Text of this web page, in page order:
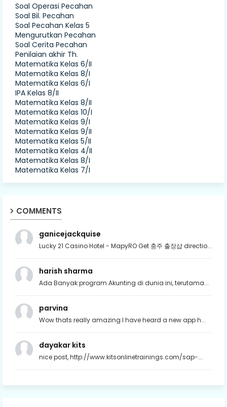
Soal Operasi Pecahan
Soal Bil. Pecahan
Soal Pecahan Kelas 5
Mengurutkan Pecahan
Soal Cerita Pecahan
Penilaian akhir Th.
Matematika Kelas 6/II
Matematika Kelas 8/I
Matematika Kelas 6/I
IPA Kelas 8/II
Matematika Kelas 8/II
Matematika Kelas 10/I
Matematika Kelas 9/I
Matematika Kelas 9/II
Matematika Kelas 5/II
Matematika Kelas 4/II
Matematika Kelas 8/I
Matematika Kelas 7/I
COMMENTS
ganicejackquise
Lucky 21 Casino Hotel - MapyRO Get 충주 출장샵 directio...
harish sharma
Ada Banyak program Akunting di dunia ini, terutama...
parvina
Wow thats really amazing I have heard a new app h...
dayakar kits
nice post, http://www.kitsonlinetrainings.com/sap-...